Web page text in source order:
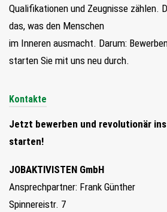
Qualifikationen und Zeugnisse zählen.
das, was den Menschen
im Inneren ausmacht. Darum:
starten Sie mit uns neu durch.
Kontakte
Jetzt bewerben und revolutionär
starten!
JOBAKTIVISTEN GmbH
Ansprechpartner: Frank Günther
Spinnereistr. 7